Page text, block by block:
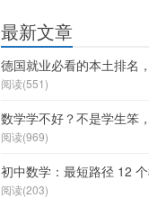
最新文章
德国就业必看的本土排名
阅读(551)
数学学不好？不是学生笨
阅读(969)
初中数学：最短路径 12
阅读(203)